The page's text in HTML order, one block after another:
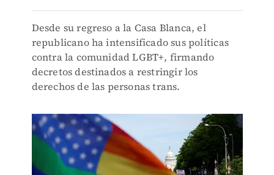
Desde su regreso a la Casa Blanca, el
republicano ha intensificado sus políticas
contra la comunidad LGBT+, firmando
decretos destinados a restringir los
derechos de las personas trans.